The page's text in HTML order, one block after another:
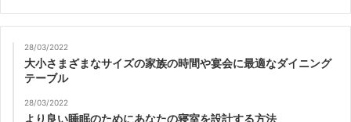
28/03/2022
大小さまざまなサイズの家族の時間や宴会に最適なダイニング
テーブル
28/03/2022
より良い睡眠のためにあなたの寝室を設計する方法